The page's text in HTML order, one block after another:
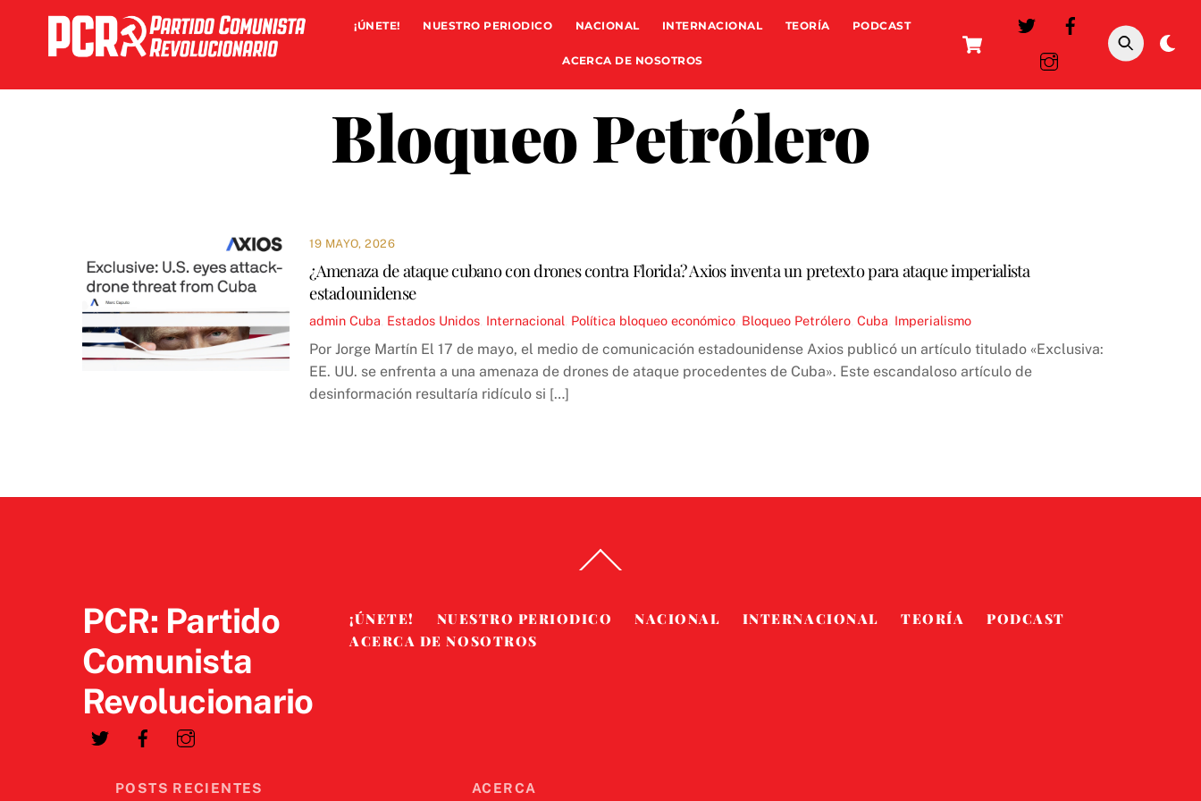
content
Cart
¡ÚNETE! NUESTRO PERIODICO NACIONAL INTERNACIONAL TEORÍA PODCAST
ACERCA DE NOSOTROS
Bloqueo Petrólero
19 MAYO, 2026
¿Amenaza de ataque cubano con drones contra Florida? Axios inventa un pretexto para ataque imperialista
estadounidense
admin Cuba Estados Unidos Internacional Política bloqueo económico Bloqueo Petrólero ,Cuba Imperialismo
Por Jorge Martín El 17 de mayo, el medio de comunicación estadounidense Axios publicó un artículo titulado «Exclusiva:
EE. UU. se enfrenta a una amenaza de drones de ataque procedentes de Cuba». Este escandaloso artículo de
desinformación resultaría ridículo si […]
To
PCR: Partido
Comunista
Revolucionario
¡ÚNETE! NUESTRO PERIODICO NACIONAL INTERNACIONAL TEORÍA
PODCAST
ACERCA DE NOSOTROS
POSTS RECIENTES ACERCA